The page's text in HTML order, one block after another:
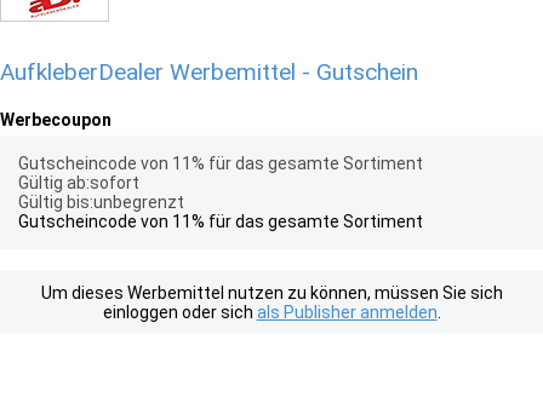
AufkleberDealer Werbemittel - Gutschein
Werbecoupon
Gutscheincode von 11% für das gesamte Sortiment
Gültig ab:sofort
Gültig bis:unbegrenzt
Gutscheincode von 11% für das gesamte Sortiment
Um dieses Werbemittel nutzen zu können, müssen Sie sich
einloggen oder sich als Publisher anmelden